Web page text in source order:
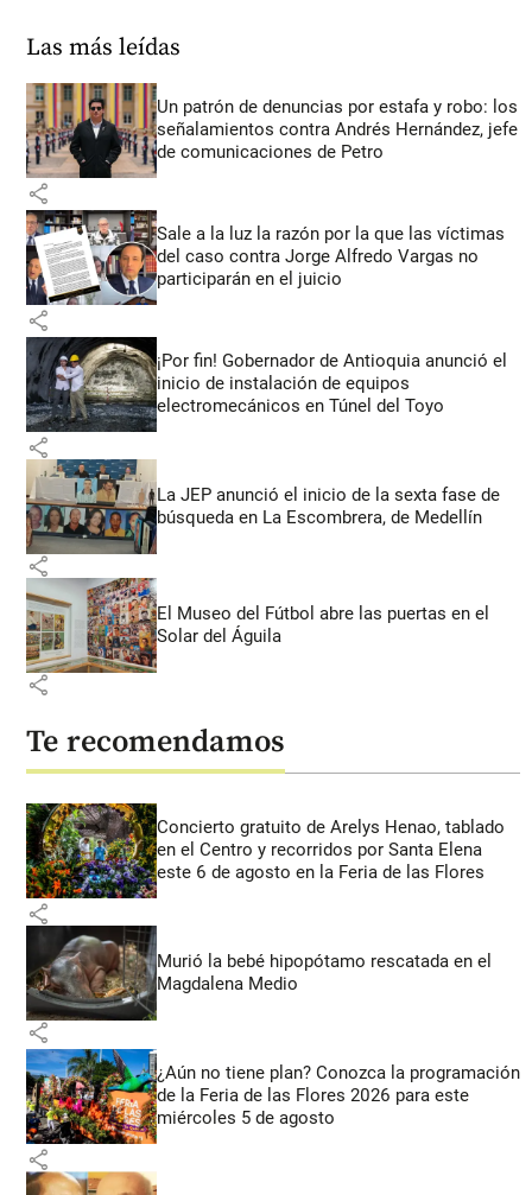
Las más leídas
Un patrón de denuncias por estafa y robo: los
señalamientos contra Andrés Hernández, jefe
de comunicaciones de Petro
share
Sale a la luz la razón por la que las víctimas
del caso contra Jorge Alfredo Vargas no
participarán en el juicio
share
¡Por fin! Gobernador de Antioquia anunció el
inicio de instalación de equipos
electromecánicos en Túnel del Toyo
share
La JEP anunció el inicio de la sexta fase de
búsqueda en La Escombrera, de Medellín
share
El Museo del Fútbol abre las puertas en el
Solar del Águila
share
Te recomendamos
Concierto gratuito de Arelys Henao, tablado
en el Centro y recorridos por Santa Elena
este 6 de agosto en la Feria de las Flores
share
Murió la bebé hipopótamo rescatada en el
Magdalena Medio
share
¿Aún no tiene plan? Conozca la programación
de la Feria de las Flores 2026 para este
miércoles 5 de agosto
share